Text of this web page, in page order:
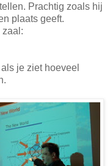
Prachtig zoals hij
plaats geeft.
zaal:
je ziet hoeveel